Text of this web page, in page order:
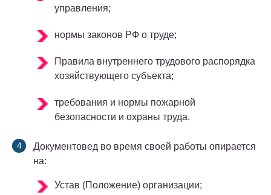
управления;
нормы законов РФ о труде;
Правила внутреннего трудового распорядка
хозяйствующего субъекта;
требования и нормы пожарной
безопасности и охраны труда.
Документовед во время своей работы опирается
на:
Устав (Положение) организации;